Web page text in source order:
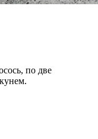
по две